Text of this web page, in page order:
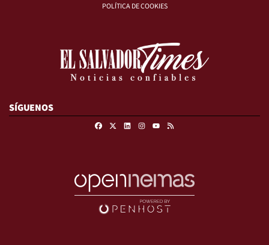
POLÍTICA DE COOKIES
SÍGUENOS
FacebookLinkedinInstagram